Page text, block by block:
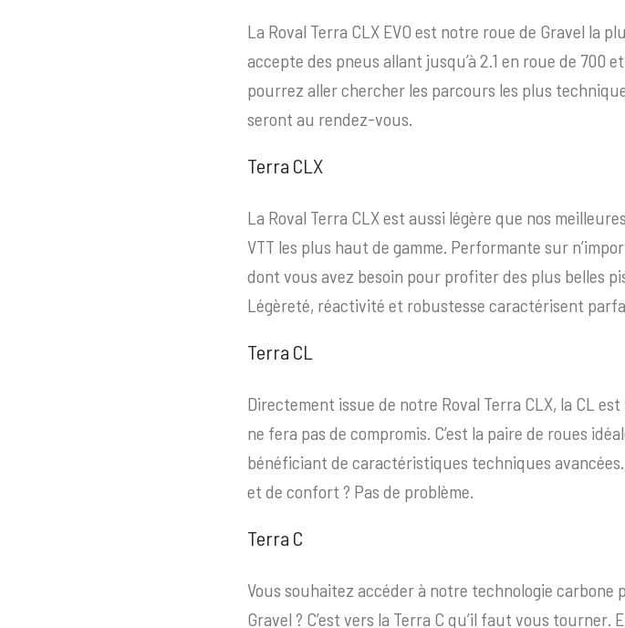
La Roval Terra CLX EVO est notre roue de Gravel la
accepte des pneus allant jusqu’à 2.1 en roue de 700
pourrez aller chercher les parcours les plus
seront au rendez-vous.
Terra CLX
La Roval Terra CLX est aussi légère que nos
VTT les plus haut de gamme. Performante sur
dont vous avez besoin pour profiter des plus belles
Légèreté, réactivité et robustesse caractérisent
Terra CL
Directement issue de notre Roval Terra CLX, la CL
ne fera pas de compromis. C’est la paire de roues
bénéficiant de caractéristiques techniques
et de confort ? Pas de problème.
Terra C
Vous souhaitez accéder à notre technologie
Gravel ? C’est vers la Terra C qu’il faut vous